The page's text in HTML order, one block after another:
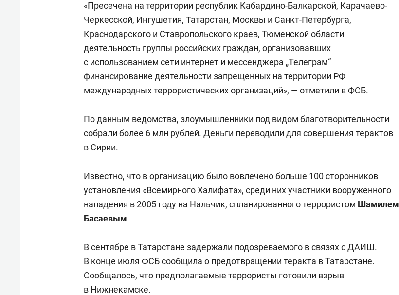
«Пресечена на территории республик Кабардино-Балкарской, Карачаево-
Черкесской, Ингушетия, Татарстан, Москвы и Санкт-Петербурга,
Краснодарского и Ставропольского краев, Тюменской области
деятельность группы российских граждан, организовавших
с использованием сети интернет и мессенджера „Телеграм“
финансирование деятельности запрещенных на территории РФ
международных террористических организаций», — отметили в ФСБ.
По данным ведомства, злоумышленники под видом благотворительности
собрали более 6 млн рублей. Деньги переводили для совершения терактов
в Сирии.
Известно, что в организацию было вовлечено больше 100 сторонников
установления «Всемирного Халифата», среди них участники вооруженного
нападения в 2005 году на Нальчик, спланированного террористом Шамилем
Басаевым.
В сентябре в Татарстане задержали подозреваемого в связях с ДАИШ.
В конце июля ФСБсообщила о предотвращении теракта в Татарстане.
Сообщалось, что предполагаемые террористы готовили взрыв
в Нижнекамске.